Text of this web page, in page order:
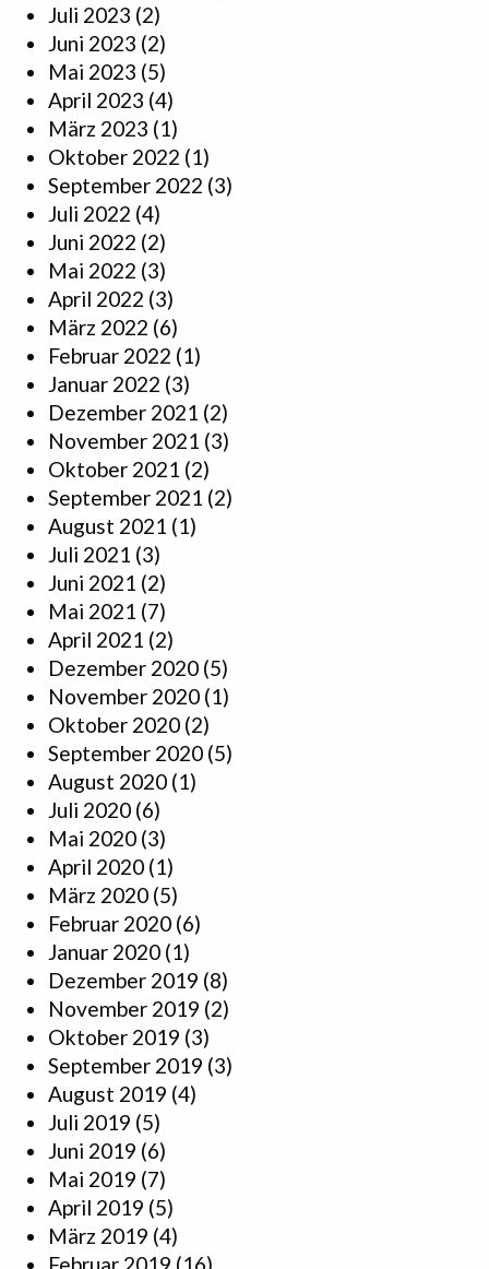
Juli 2023 (2)
Juni 2023 (2)
Mai 2023 (5)
April 2023 (4)
März 2023 (1)
Oktober 2022 (1)
September 2022 (3)
Juli 2022 (4)
Juni 2022 (2)
Mai 2022 (3)
April 2022 (3)
März 2022 (6)
Februar 2022 (1)
Januar 2022 (3)
Dezember 2021 (2)
November 2021 (3)
Oktober 2021 (2)
September 2021 (2)
August 2021 (1)
Juli 2021 (3)
Juni 2021 (2)
Mai 2021 (7)
April 2021 (2)
Dezember 2020 (5)
November 2020 (1)
Oktober 2020 (2)
September 2020 (5)
August 2020 (1)
Juli 2020 (6)
Mai 2020 (3)
April 2020 (1)
März 2020 (5)
Februar 2020 (6)
Januar 2020 (1)
Dezember 2019 (8)
November 2019 (2)
Oktober 2019 (3)
September 2019 (3)
August 2019 (4)
Juli 2019 (5)
Juni 2019 (6)
Mai 2019 (7)
April 2019 (5)
März 2019 (4)
Februar 2019 (16)